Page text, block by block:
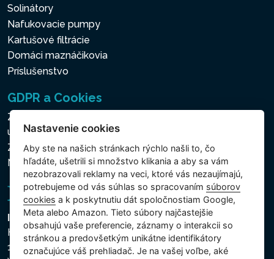
Solinátory
Nafukovacie pumpy
Kartušové filtrácie
Domáci maznáčikovia
Príslušenstvo
GDPR a Cookies
Zásady ochrany osobných a ďalších spracovávaných
údajov
Zásady používania súborov cookies
Nastavenie cookies
Intex Trading, s.r.o.
Hradecká 2526/3
130 00 Praha 3
Nastavenie cookies
Aby ste na našich stránkach rýchlo našli to, čo
hľadáte, ušetrili si množstvo klikania a aby sa vám
nezobrazovali reklamy na veci, ktoré vás nezaujímajú,
potrebujeme od vás súhlas so spracovaním súborov
cookies a k poskytnutiu dát spoločnostiam Google,
Meta alebo Amazon. Tieto súbory najčastejšie
obsahujú vaše preferencie, záznamy o interakcii so
stránkou a predovšetkým unikátne identifikátory
označujúce váš prehliadač. Je na vašej voľbe, aké